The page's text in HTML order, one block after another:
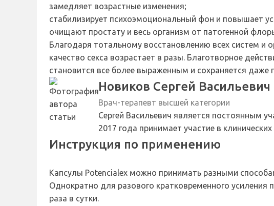
замедляет возрастные изменения;
стабилизирует психоэмоциональный фон и повышает
очищают простату и весь организм от патогенной
Благодаря тотальному восстановлению всех систем и
качество секса возрастает в разы. Благотворное
становится все более выраженным и сохраняется даже
Новиков Сергей Васильевич
Врач-терапевт высшей категории
Сергей Васильевич является постоянным
2017 года принимает участие в
Инструкция по применению
Капсулы Potencialex можно принимать разными
Однократно для разового кратковременного
раза в сутки.